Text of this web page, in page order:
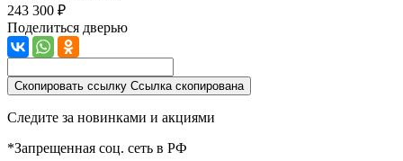
243 300 ₽
Поделиться дверью
Скопировать ссылку Ссылка скопирована
Следите за новинками и акциями
*Запрещенная соц. сеть в РФ